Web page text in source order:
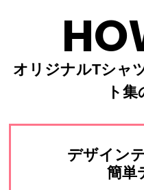
オリジナルTシャ
ト
デザイン
簡単